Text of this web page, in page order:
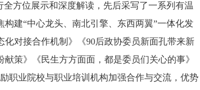
全方位展示和深度解读，先后采写了一系列有温
建“中心龙头、南北引擎、东西两翼”一体化发
对接合作机制》《90后政协委员新面孔带来新
策》《民生方方面面，都是委员们关心的事》
职业院校与职业培训机构加强合作与交流，优势